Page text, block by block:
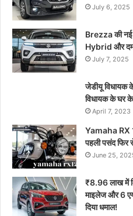
July 6, 2025
Brezza की नई
Hybrid और
July 7, 2025
जेडीयू विधायक
विधायक के घर के
April 7, 2023
Yamaha RX
पहली पसंद फिर
June 25,
₹8.96 लाख में
माइलेज और 6
दिया धमाल!